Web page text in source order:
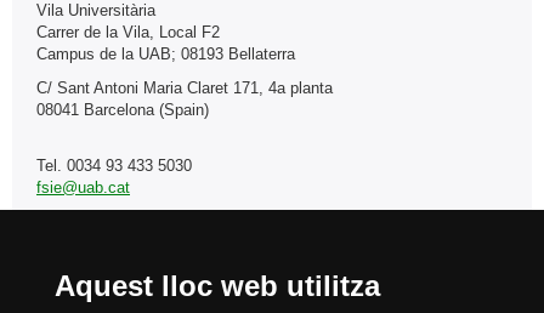
Aquest lloc web utilitza
Vila Universitària
Carrer de la Vila, Local F2
Campus de la UAB; 08193 Bellaterra
C/ Sant Antoni Maria Claret 171, 4a planta
08041 Barcelona (Spain)
Tel. 0034 93 433 5030
fsie@uab.cat